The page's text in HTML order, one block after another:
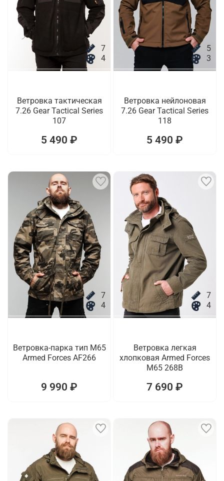
7
4
Ветровка тактическая
7.26 Gear Tactical Series
107
5 490 ₽
5
3
Ветровка нейлоновая
7.26 Gear Tactical Series
118
5 490 ₽
7
4
Ветровка-парка тип M65
Armed Forces AF266
9 990 ₽
7
4
Ветровка легкая
хлопковая Armed Forces
M65 268B
7 690 ₽